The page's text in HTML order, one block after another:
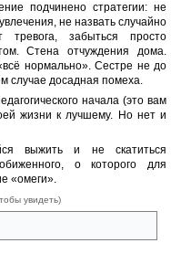
подчинено стратегии: не
не назвать случайно
забыться просто
Стена отчуждения дома.
нормально». Сестре не до
случае досадная помеха.
начала (это вам
жизни к лучшему. Но нет и
выжить и не скатиться
о которого для
«омеги».
увидеть)